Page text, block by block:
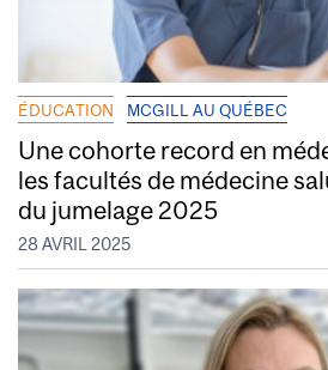
ÉDUCATION MCGILL AU QUÉBEC
Une cohorte record en
les facultés de médecine
du jumelage 2025
28 AVRIL 2025